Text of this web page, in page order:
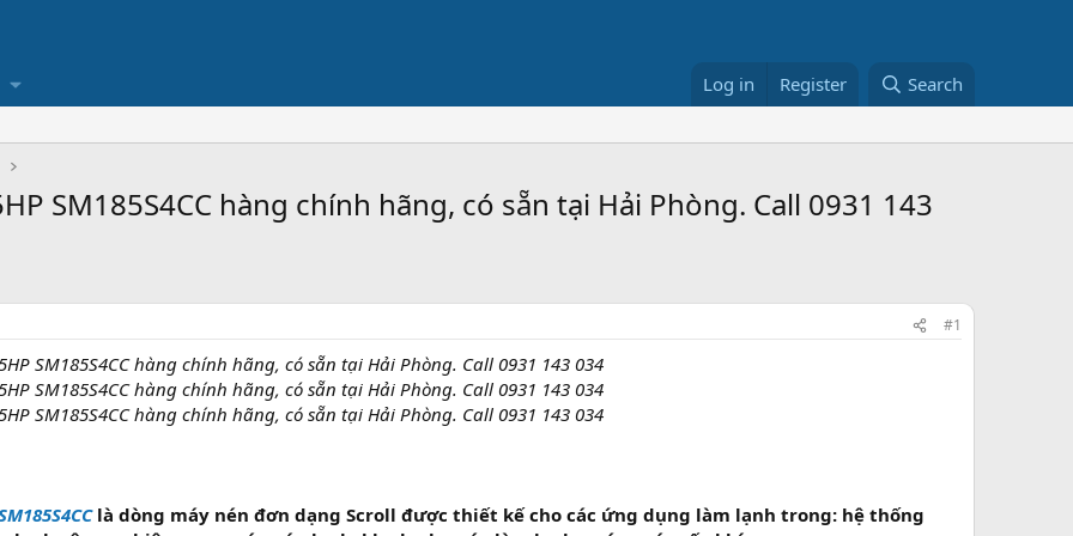
Log in Register Search
SM185S4CC hàng chính hãng, có sẵn tại Hải Phòng. Call 0931 143
#1
SM185S4CC hàng chính hãng, có sẵn tại Hải Phòng. Call 0931 143 034
SM185S4CC hàng chính hãng, có sẵn tại Hải Phòng. Call 0931 143 034
SM185S4CC hàng chính hãng, có sẵn tại Hải Phòng. Call 0931 143 034
là dòng máy nén đơn dạng Scroll được thiết kế cho các ứng dụng làm lạnh trong: hệ thống